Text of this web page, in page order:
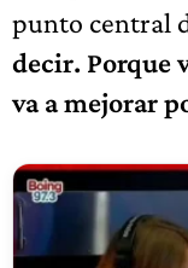
punto central
decir. Porque
va a mejorar